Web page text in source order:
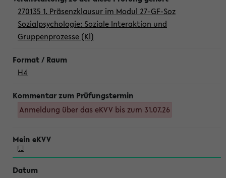
270135 1. Präsenzklausur im Modul 27-GF-Soz
Sozialpsychologie: Soziale Interaktion und
Gruppenprozesse (Kl)
H4
Anmeldung über das eKVV bis zum 31.07.26